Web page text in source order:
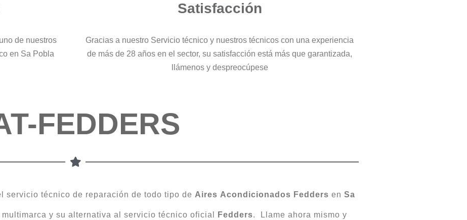
de nuestros
en Sa Pobla
Satisfacción
Gracias a nuestro Servicio técnico y nuestros técnicos con una experiencia
de más de 28 años en el sector, su satisfacción está más que garantizada,
llámenos y despreocúpese
FEDDERS
servicio técnico de reparación de todo tipo de Aires Acondicionados Fedders en Sa
y su alternativa al servicio técnico oficial Fedders. Llame ahora mismo y